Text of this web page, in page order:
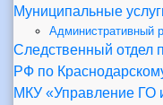
Муниципальные
Административный
Следственный отдел
РФ по
МКУ «Управление